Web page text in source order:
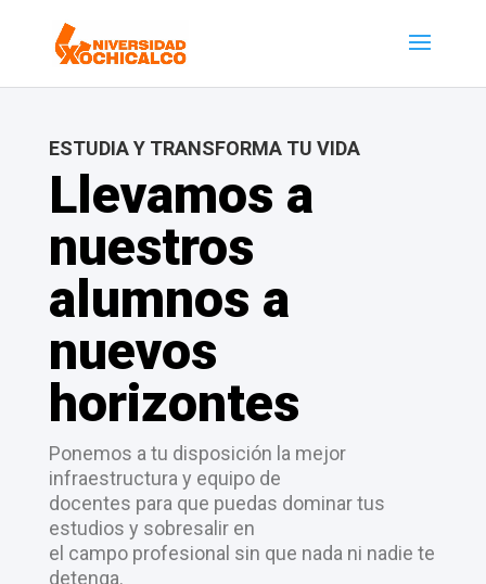
ESTUDIA Y TRANSFORMA TU VIDA
Llevamos a
nuestros
alumnos a
nuevos
horizontes
Ponemos a tu disposición la mejor
infraestructura y equipo de
docentes para que puedas dominar tus
estudios y sobresalir en
el campo profesional sin que nada ni nadie te
detenga.